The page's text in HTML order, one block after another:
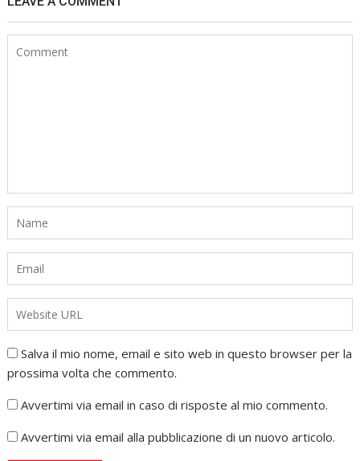
Salva il mio nome, email e sito web in questo browser per la
prossima volta che commento.
Avvertimi via email in caso di risposte al mio commento.
Avvertimi via email alla pubblicazione di un nuovo articolo.